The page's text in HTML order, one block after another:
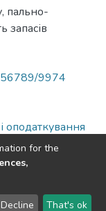
пально-
запасів
9974
оподаткування
2026 LYRASIS
for the
Decline That's ok